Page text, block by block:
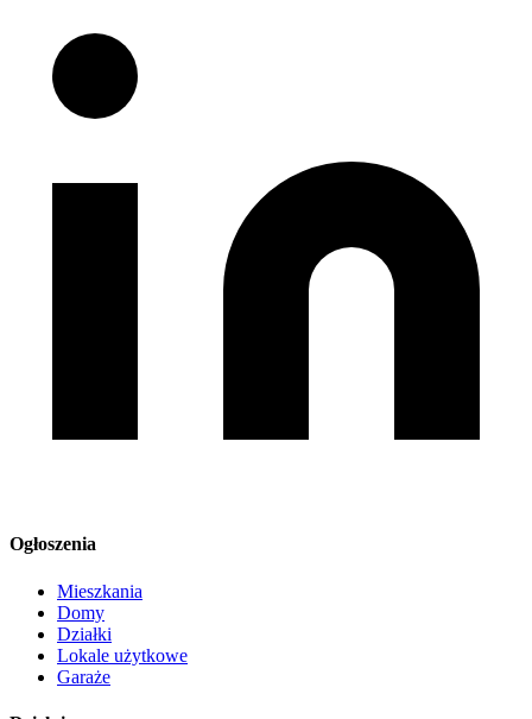
Ogłoszenia
Mieszkania
Domy
Działki
Lokale użytkowe
Garaże